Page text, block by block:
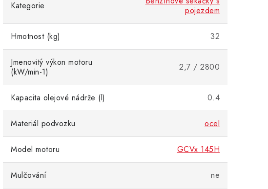
Kategorie
pojezdem
Hmotnost (kg) 32
Jmenovitý výkon motoru
(kW/min-1)
2,7 / 2800
Kapacita olejové nádrže (l) 0.4
Materiál podvozku ocel
Model motoru GCVx 145H
Mulčování ne